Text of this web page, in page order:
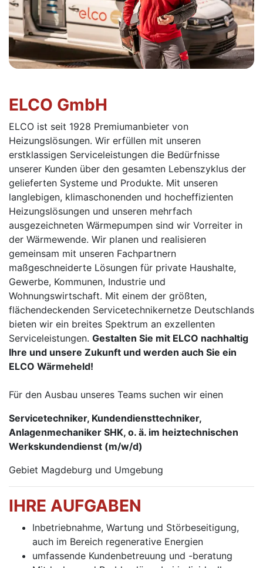
ELCO GmbH
ELCO ist seit 1928 Premiumanbieter von
Heizungslösungen. Wir erfüllen mit unseren
erstklassigen Serviceleistungen die Bedürfnisse
unserer Kunden über den gesamten Lebenszyklus der
gelieferten Systeme und Produkte. Mit unseren
langlebigen, klimaschonenden und hocheffizienten
Heizungslösungen und unseren mehrfach
ausgezeichneten Wärmepumpen sind wir Vorreiter in
der Wärmewende. Wir planen und realisieren
gemeinsam mit unseren Fachpartnern
maßgeschneiderte Lösungen für private Haushalte,
Gewerbe, Kommunen, Industrie und
Wohnungswirtschaft. Mit einem der größten,
flächendeckenden Servicetechnikernetze Deutschlands
bieten wir ein breites Spektrum an exzellenten
Serviceleistungen. Gestalten Sie mit ELCO nachhaltig
Ihre und unsere Zukunft und werden auch Sie ein
ELCO Wärmeheld!
Für den Ausbau unseres Teams suchen wir einen
Servicetechniker, Kundendiensttechniker,
Anlagenmechaniker SHK, o. ä. im heiztechnischen
Werkskundendienst (m⁠/⁠w⁠/⁠d)
Gebiet Magdeburg und Umgebung
IHRE AUFGABEN
Inbetriebnahme, Wartung und Störbeseitigung,
auch im Bereich regenerative Energien
umfassende Kundenbetreuung und -beratung